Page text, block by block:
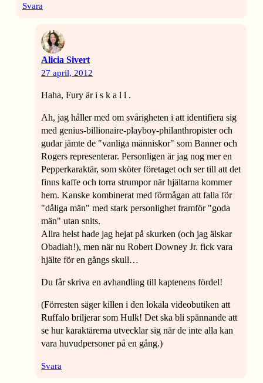
Svara
Alicia Sivert
27 april, 2012
Haha, Fury är i s k a l l .
Ah, jag håller med om svårigheten i att identifiera sig
med genius-billionaire-playboy-philanthropister och
gudar jämte de "vanliga människor" som Banner och
Rogers representerar. Personligen är jag nog mer en
Pepperkaraktär, som sköter företaget och ser till att det
finns kaffe och torra strumpor när hjältarna kommer
hem. Kanske kombinerat med förmågan att falla för
"dåliga män" med stark personlighet framför "goda
män" utan snits.
Allra helst hade jag hejat på skurken (och jag älskar
Obadiah!), men när nu Robert Downey Jr. fick vara
hjälte för en gångs skull…
Du får skriva en avhandling till kaptenens fördel!
(Förresten säger killen i den lokala videobutiken att
Ruffalo briljerar som Hulk! Det ska bli spännande att
se hur karaktärerna utvecklar sig när de inte alla kan
vara huvudpersoner på en gång.)
Svara